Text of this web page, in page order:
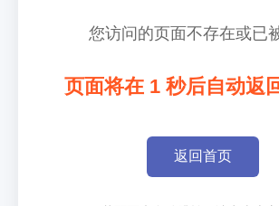
您访问的页面不存在或已
页面将在 1 秒后自动返
返回首页